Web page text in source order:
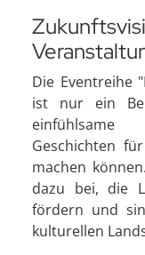
Die Eventreihe
ist nur ein
Geschichten
machen
dazu bei, die
fördern und
kulturellen